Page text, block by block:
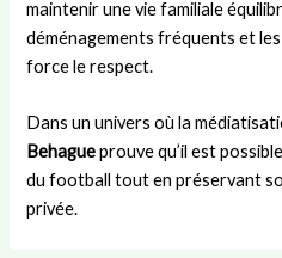
maintenir une vie familiale
déménagements fréquents et
force le respect.
Dans un univers où la
Behagueprouve qu’il est
du football tout en préservant
privée.